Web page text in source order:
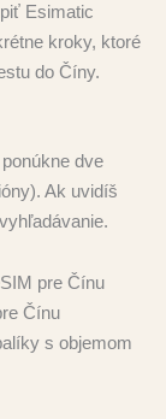
Esimatic
kroky, ktoré
do Číny.
dve
Ak uvidíš
Čínu
s objemom